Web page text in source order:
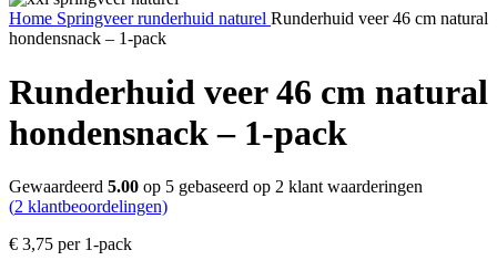
Home Springveerrunderhuid naturel Runderhuid veer 46 cm natural
hondensnack – 1-pack
Runderhuid veer 46 cm natural
hondensnack – 1-pack
Gewaardeerd 5.00 op 5 gebaseerd op 2 klant waarderingen
(2 klantbeoordelingen)
€ 3,75 per 1-pack